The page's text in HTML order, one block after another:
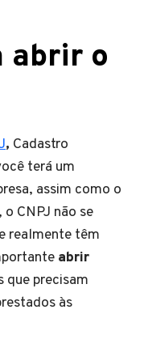
abrir o
, Cadastro
terá um
assim como o
CNPJ não se
realmente têm
abrir
que precisam
às